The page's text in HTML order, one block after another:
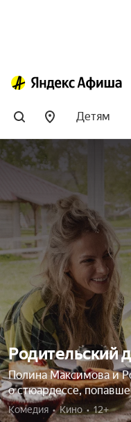
Детям
Родительский
Полина Максимова и
о стюардессе,
Комедия  •  Кино  •  12+